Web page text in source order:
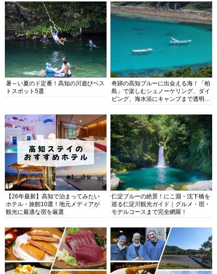
暑～い夏のド定番！高知の川遊びベス
トスポット5選
奇跡の高知ブルーに出会える海！「柏
島」で楽しむシュノーケリング、ダイ
ビング、海水浴にキャンプまで透明度
【26年最新】高知で泊まってみたい
ホテル・旅館10選！地元メディアが
観光に最適な宿を厳選
仁淀ブルーの絶景！にこ淵・沈下橋を
巡る仁淀川観光ガイド｜グルメ・宿・
モデルコースまで完全網羅！